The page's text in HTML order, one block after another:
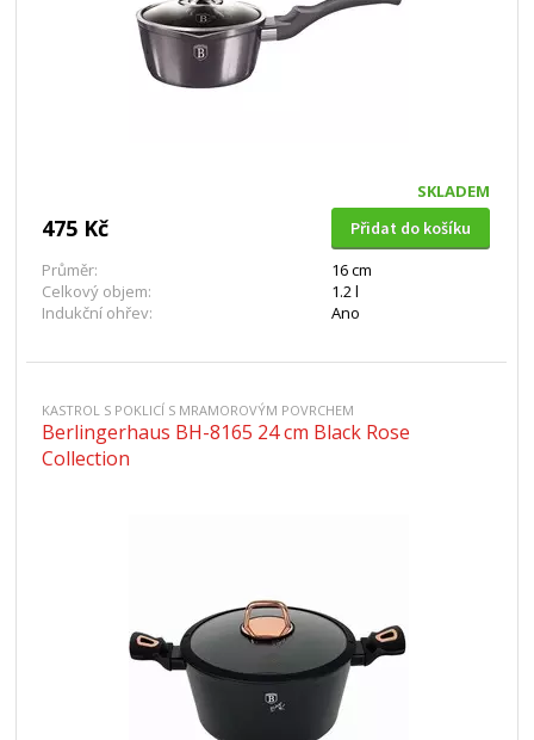
SKLADEM
475 Kč
Přidat do košíku
Průměr:
16 cm
Celkový objem:
1.2 l
Indukční ohřev:
Ano
KASTROL S POKLICÍ S MRAMOROVÝM POVRCHEM
Berlingerhaus BH-8165 24 cm Black Rose
Collection